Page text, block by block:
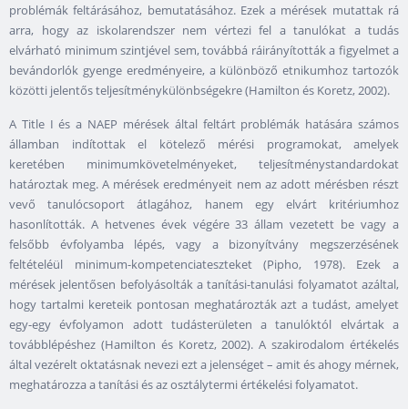
problémák feltárásához, bemutatásához. Ezek a mérések mutattak rá
arra, hogy az iskolarendszer nem vértezi fel a tanulókat a tudás
elvárható minimum szintjével sem, továbbá ráirányították a figyelmet a
bevándorlók gyenge eredményeire, a különböző etnikumhoz tartozók
közötti jelentős teljesítménykülönbségekre (Hamilton és Koretz, 2002).
A Title I és a NAEP mérések által feltárt problémák hatására számos
államban indítottak el kötelező mérési programokat, amelyek
keretében minimumkövetelményeket, teljesítménystandardokat
határoztak meg. A mérések eredményeit nem az adott mérésben részt
vevő tanulócsoport átlagához, hanem egy elvárt kritériumhoz
hasonlították. A hetvenes évek végére 33 állam vezetett be vagy a
felsőbb évfolyamba lépés, vagy a bizonyítvány megszerzésének
feltételéül minimum-kompetenciateszteket (Pipho, 1978). Ezek a
mérések jelentősen befolyásolták a tanítási-tanulási folyamatot azáltal,
hogy tartalmi kereteik pontosan meghatározták azt a tudást, amelyet
egy-egy évfolyamon adott tudásterületen a tanulóktól elvártak a
továbblépéshez (Hamilton és Koretz, 2002). A szakirodalom értékelés
által vezérelt oktatásnak nevezi ezt a jelenséget – amit és ahogy mérnek,
meghatározza a tanítási és az osztálytermi értékelési folyamatot.